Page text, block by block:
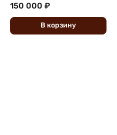
150 000 ₽
В корзину